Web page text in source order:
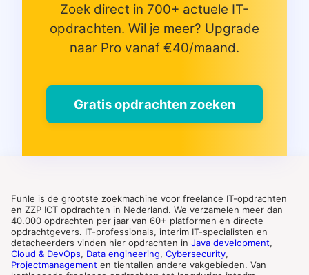
Zoek direct in 700+ actuele IT-
opdrachten. Wil je meer? Upgrade
naar Pro vanaf €40/maand.
Gratis opdrachten zoeken
Funle is de grootste zoekmachine voor freelance IT-opdrachten
en ZZP ICT opdrachten in Nederland. We verzamelen meer dan
40.000 opdrachten per jaar van 60+ platformen en directe
opdrachtgevers. IT-professionals, interim IT-specialisten en
detacheerders vinden hier opdrachten in Java development,
Cloud & DevOps, Data engineering, Cybersecurity,
Projectmanagement en tientallen andere vakgebieden. Van